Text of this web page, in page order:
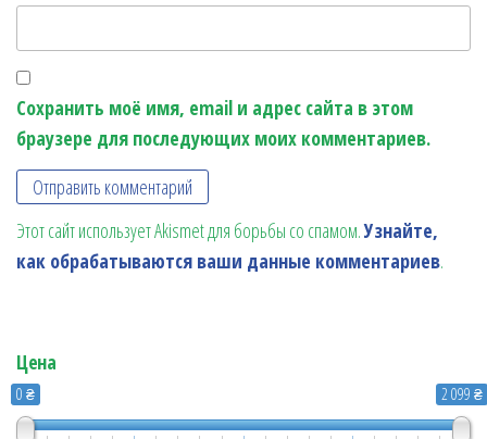
Сохранить моё имя, email и адрес сайта в этом
браузере для последующих моих комментариев.
Этот сайт использует Akismet для борьбы со спамом.Узнайте,
как обрабатываются ваши данные комментариев.
Цена
0 ₴ 2 099 ₴